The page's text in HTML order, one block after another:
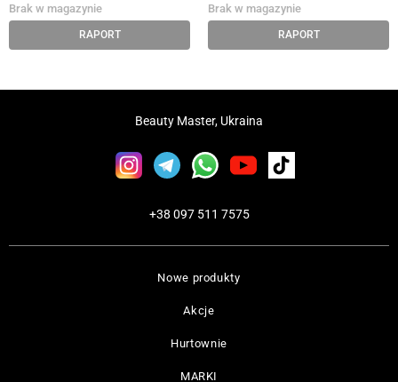
Brak w magazynie
RAPORT
Brak w magazynie
RAPORT
Nowe produkty
Akcje
Hurtownie
MARKI
Beauty Master, Ukraina
+38 097 511 7575